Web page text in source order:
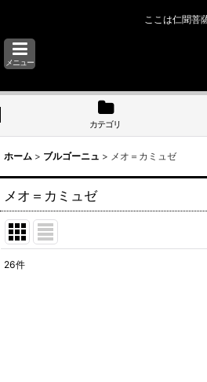
ここは仁聞菩
メニュー
カテゴリ
ホーム > ブルゴーニュ > メオ＝カミュゼ
メオ＝カミュゼ
26件